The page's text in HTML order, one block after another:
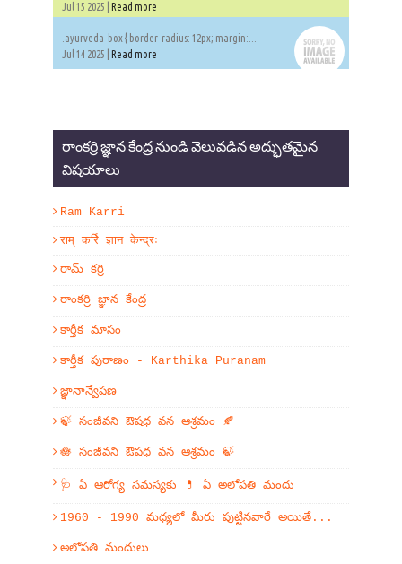
Jul 15 2025 | Read more
.ayurveda-box { border-radius: 12px; margin:...
Jul 14 2025 | Read more
రాంకర్రి జ్ఞాన కేంద్ర నుండి వెలువడిన అద్భుతమైన
విషయాలు
Ram Karri
राम् कर्रि ज्ञान केन्द्रः
రామ్ కర్రి
రాంకర్రి జ్ఞాన కేంద్ర
కార్తీక మాసం
కార్తీక పురాణం - Karthika Puranam
జ్ఞానాన్వేషణ
🍃 సంజీవని ఔషధ వన ఆశ్రమం 🍂
🪷 సంజీవని ఔషధ వన ఆశ్రమం 🍃
🩺 ఏ ఆరోగ్య సమస్యకు 💊 ఏ అలోపతి మందు
1960 - 1990 మధ్యలో మీరు పుట్టినవారే అయితే...
అలోపతి మందులు